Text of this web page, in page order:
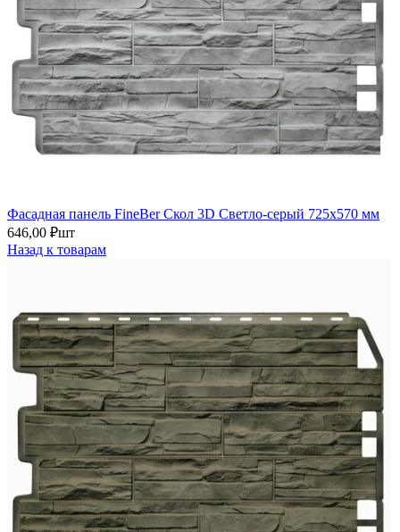
Фасадная панель FineBer Скол 3D Светло-серый 725х570 мм
646,00 ₽шт
Назад к товарам